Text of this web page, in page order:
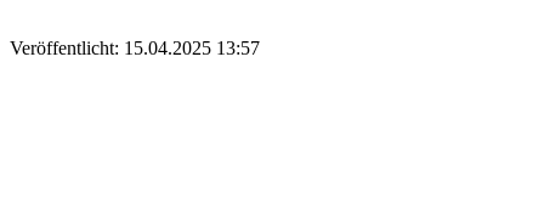
Veröffentlicht: 15.04.2025 13:57